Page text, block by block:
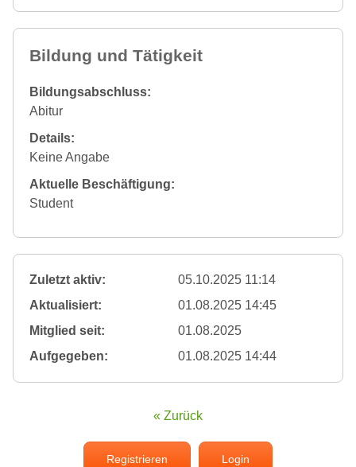
Bildung und Tätigkeit
Bildungsabschluss:
Abitur
Details:
Keine Angabe
Aktuelle Beschäftigung:
Student
Zuletzt aktiv:
05.10.2025 11:14
Aktualisiert:
01.08.2025 14:45
Mitglied seit:
01.08.2025
Aufgegeben:
01.08.2025 14:44
« Zurück
Registrieren Login